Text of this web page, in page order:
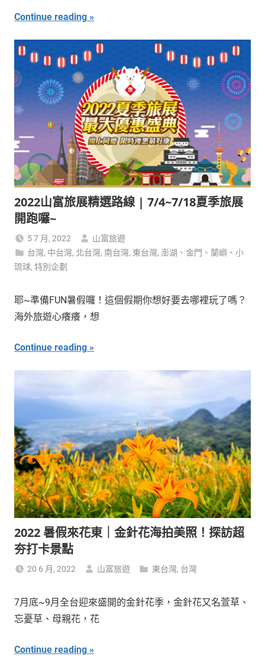
Continue reading
2022山富旅展精選路線 | 7/4~7/18夏季旅展
開跑囉~
5 7 月, 2022
山富旅遊
台灣, 中台灣, 北台灣, 南台灣, 東台灣, 澎湖、金門、蘭嶼、小
琉球, 特別企劃
耶~準備FUN暑假囉！這個假期你想好要去哪裡玩了嗎？
海外旅遊心癢癢，想
Continue reading
2022 暑假來花東｜金針花海拍美照！探訪超
夯打卡景點
20 6 月, 2022 山富旅遊 東台灣, 台灣
7月底~9月全台迎來盛開的金針花季，金針花又名萱草、
忘憂草、母親花，花
Continue reading